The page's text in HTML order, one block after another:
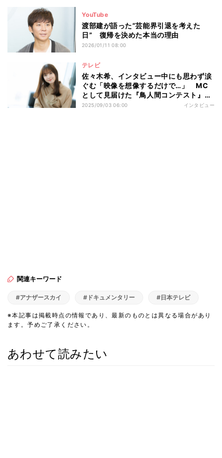
YouTube
渡部建が語った“芸能界引退を考えた
日” 復帰を決めた本当の理由
2026/01/11 08:00
テレビ
佐々木希、インタビュー中にも思わず涙
ぐむ「映像を想像するだけで…」 MC
として見届けた『鳥人間コンテスト』の
感動を振り返る
2025/09/03 06:00 インタビュー
関連キーワード
#アナザースカイ #ドキュメンタリー #日本テレビ
※本記事は掲載時点の情報であり、最新のものとは異なる場合があり
ます。予めご了承ください。
あわせて読みたい